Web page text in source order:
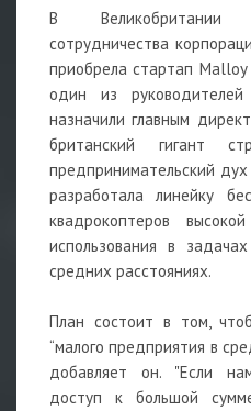
В Великобритании
сотрудничества
приобрела стартап
один из руководителей
назначили главным
британский гигант
предпринимательский
разработала линейку
квадрокоптеров
использования в
средних расстояниях.
План состоит в том,
“малого предприятия в
добавляет он. "Если
доступ к большой